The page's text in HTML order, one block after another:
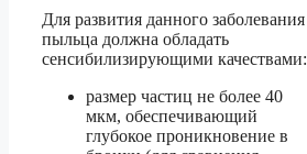
Для развития данного заболевания
пыльца должна обладать
сенсибилизирующими качествами:
размер частиц не более 40
мкм, обеспечивающий
глубокое проникновение в